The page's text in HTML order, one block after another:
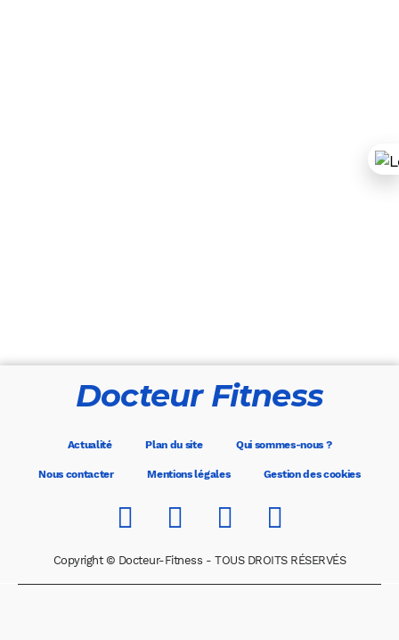
Docteur Fitness
Actualité Plan du site Qui sommes-nous ?
Nous contacter Mentions légales Gestion des cookies
Copyright © Docteur-Fitness - TOUS DROITS RÉSERVÉS